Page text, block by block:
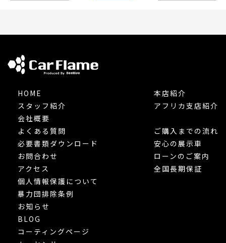
HOME
スタッフ紹介
会社概要
本店紹介
アフリカ支店紹介
よくある質問
必要書類ダウンロード
お問合わせ
アクセス
個人情報保護について
暴力団排除条例
お知らせ
BLOG
ご購入までの流れ
安心の展示車
ローンのご案内
全国長期保証
コーティングページ